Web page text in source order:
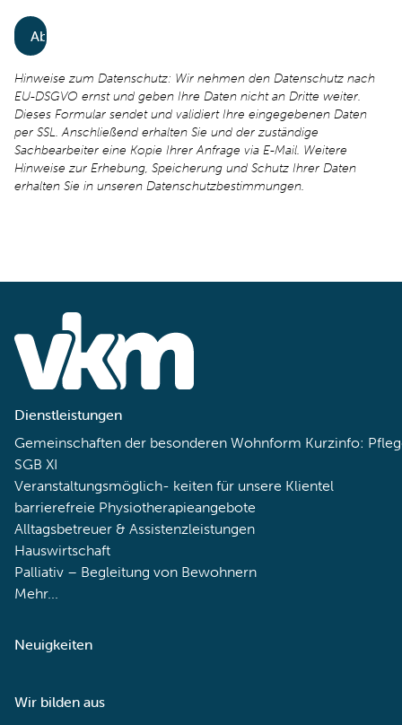
Hinweise zum Datenschutz: Wir nehmen den Datenschutz nach
EU-DSGVO ernst und geben Ihre Daten nicht an Dritte weiter.
Dieses Formular sendet und validiert Ihre eingegebenen Daten
per SSL. Anschließend erhalten Sie und der zuständige
Sachbearbeiter eine Kopie Ihrer Anfrage via E-Mail. Weitere
Hinweise zur Erhebung, Speicherung und Schutz Ihrer Daten
erhalten Sie in unseren Datenschutzbestimmungen.
Dienstleistungen
Gemeinschaften der besonderen Wohnform Kurzinfo:
SGB XI
Veranstaltungsmöglich- keiten für unsere Klientel
barrierefreie Physiotherapieangebote
Alltagsbetreuer & Assistenzleistungen
Hauswirtschaft
Palliativ – Begleitung von Bewohnern
Mehr...
Neuigkeiten
Wir bilden aus